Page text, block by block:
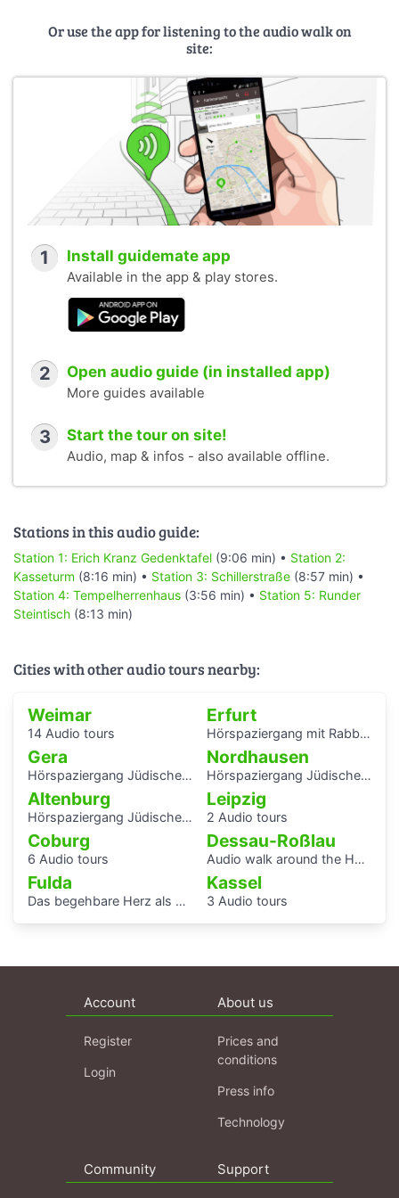
Or use the app for listening to the audio walk on
site:
1 Install guidemate app
Available in the app & play stores.
2 Open audio guide (in installed app)
More guides available
3 Start the tour on site!
Audio, map & infos - also available offline.
Stations in this audio guide:
Station 1: Erich Kranz Gedenktafel (9:06 min) • Station 2:
Kasseturm (8:16 min) • Station 3: Schillerstraße (8:57 min) •
Station 4: Tempelherrenhaus (3:56 min) • Station 5: Runder
Steintisch (8:13 min)
Cities with other audio tours nearby:
Weimar
14 Audio tours
Erfurt
Hörspaziergang mit Rabbiner Alexander Nachama in Erfurt
Gera
Hörspaziergang Jüdisches Leben und jüdische Geschichte in Gera
Nordhausen
Hörspaziergang Jüdische Geschichte in Nordhausen
Altenburg
Hörspaziergang Jüdische Geschichte in Altenburg
Leipzig
2 Audio tours
Coburg
6 Audio tours
Dessau-Roßlau
Audio walk around the Houses with Balcony Access of the Bauhaus settlement
Fulda
Das begehbare Herz als Audioguide - KAF
Kassel
3 Audio tours
Account
Register
Login
About us
Prices and
conditions
Press info
Technology
Community Support